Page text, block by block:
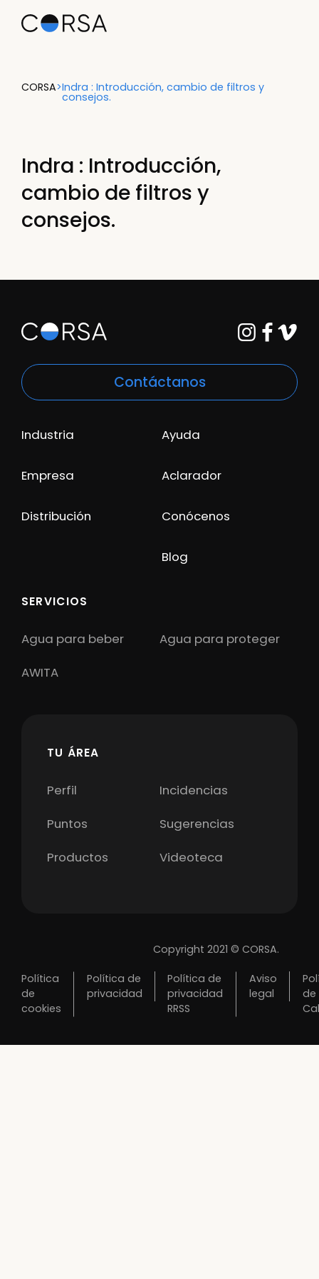
CORSA>Indra : Introducción, cambio de filtros y
consejos.
Indra : Introducción,
cambio de filtros y
consejos.
Contáctanos
Industria
Empresa
Distribución
Ayuda
Aclarador
Conócenos
Blog
SERVICIOS
Agua para beber
Agua para proteger
AWITA
TU ÁREA
Perfil
Incidencias
Puntos
Sugerencias
Productos
Videoteca
Copyright 2021 © CORSA.
Política
de
cookies
Política de
privacidad
Política de
privacidad
RRSS
Aviso
legal
de